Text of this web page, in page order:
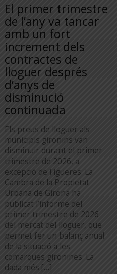
El primer trimestre
de l’any va tancar
amb un fort
increment dels
contractes de
lloguer després
d’anys de
disminució
continuada
Els preus de lloguer als
municipis gironins van
disminuir durant el primer
trimestre de 2026, a
excepció de Figueres. La
Cambra de la Propietat
Urbana de Girona ha
publicat l’informe del
primer trimestre de 2026
del mercat del lloguer, que
permet fer un balanç anual
de la situació a les
comarques gironines. La
dada més […]